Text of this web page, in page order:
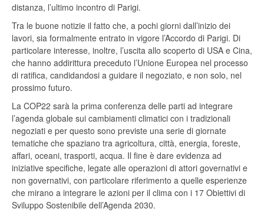
distanza, l’ultimo incontro di Parigi.
Tra le buone notizie il fatto che, a pochi giorni dall’inizio dei
lavori, sia formalmente entrato in vigore l’Accordo di Parigi. Di
particolare interesse, inoltre, l’uscita allo scoperto di USA e Cina,
che hanno addirittura preceduto l’Unione Europea nel processo
di ratifica, candidandosi a guidare il negoziato, e non solo, nel
prossimo futuro.
La COP22 sarà la prima conferenza delle parti ad integrare
l’agenda globale sui cambiamenti climatici con i tradizionali
negoziati e per questo sono previste una serie di giornate
tematiche che spaziano tra agricoltura, città, energia, foreste,
affari, oceani, trasporti, acqua. Il fine è dare evidenza ad
iniziative specifiche, legate alle operazioni di attori governativi e
non governativi, con particolare riferimento a quelle esperienze
che mirano a integrare le azioni per il clima con i 17 Obiettivi di
Sviluppo Sostenibile dell’Agenda 2030.